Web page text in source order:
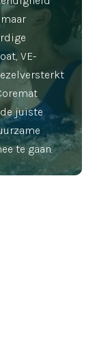
VE-
juiste
te gaan.